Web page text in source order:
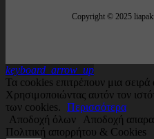
Copyright © 2025
keyboard_arrow_up
Τα cookies επιτρέπουν μια σειρά
Χρησιμοποιώντας αυτόν τον
των cookies. Περισσότερα
Αποδοχή όλων
Αποδοχή
Πολιτική απορρήτου & Cookies